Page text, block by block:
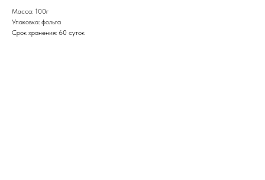
Масса: 100г
Упаковка: фольга
Срок хранения: 60 суток